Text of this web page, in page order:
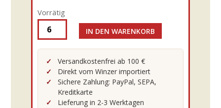
Vorrätig
Tasca
d'
Almerita
Grillo
IN DEN WARENKORB
Versandkostenfrei ab 100 €
Direkt vom Winzer importiert
Sichere Zahlung: PayPal, SEPA,
Kreditkarte
Lieferung in 2-3 Werktagen